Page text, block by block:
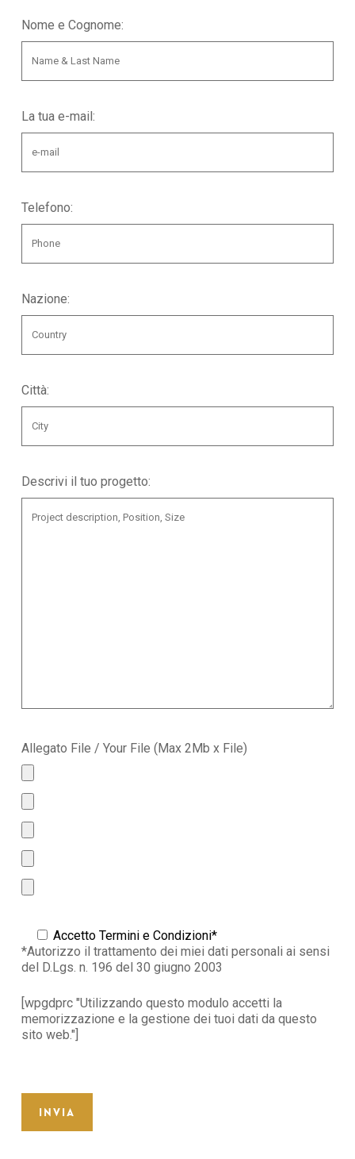
Nome e Cognome:
La tua e-mail:
Telefono:
Nazione:
Città:
Descrivi il tuo progetto:
Allegato File / Your File (Max 2Mb x File)
Accetto Termini e Condizioni*
*Autorizzo il trattamento dei miei dati personali ai sensi
del D.Lgs. n. 196 del 30 giugno 2003
[wpgdprc "Utilizzando questo modulo accetti la
memorizzazione e la gestione dei tuoi dati da questo
sito web."]